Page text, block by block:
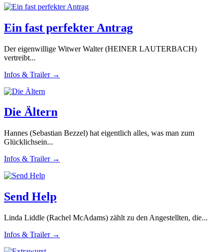
Ein fast perfekter Antrag
Der eigenwillige Witwer Walter (HEINER LAUTERBACH)
vertreibt...
Infos & Trailer →
Die Ältern
Hannes (Sebastian Bezzel) hat eigentlich alles, was man zum
Glücklichsein...
Infos & Trailer →
Send Help
Linda Liddle (Rachel McAdams) zählt zu den Angestellten, die...
Infos & Trailer →